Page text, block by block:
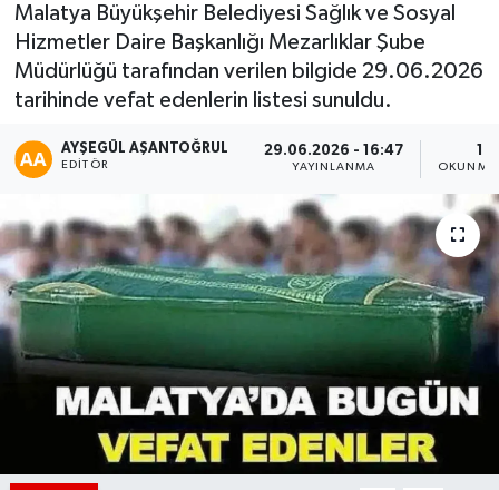
Malatya Büyükşehir Belediyesi Sağlık ve Sosyal
Hizmetler Daire Başkanlığı Mezarlıklar Şube
Müdürlüğü tarafından verilen bilgide 29.06.2026
tarihinde vefat edenlerin listesi sunuldu.
AYŞEGÜL AŞANTOĞRUL
EDITÖR
29.06.2026 - 16:47
YAYINLANMA
1
OKUNMA